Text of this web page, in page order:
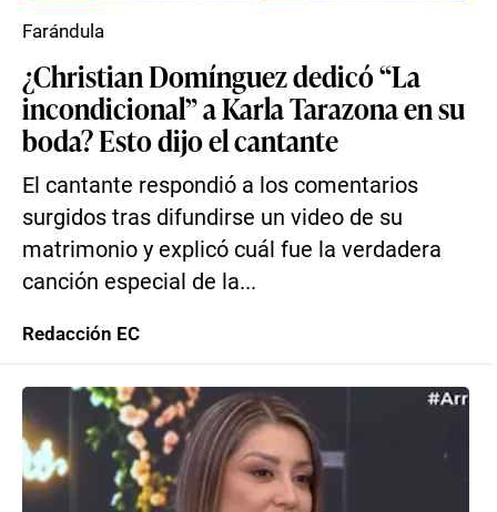
¿Christian Domínguez dedicó “La
incondicional” a Karla Tarazona en su
boda? Esto dijo el cantante
El cantante respondió a los comentarios
surgidos tras difundirse un video de su
matrimonio y explicó cuál fue la verdadera
canción especial de la...
Farándula
Redacción EC